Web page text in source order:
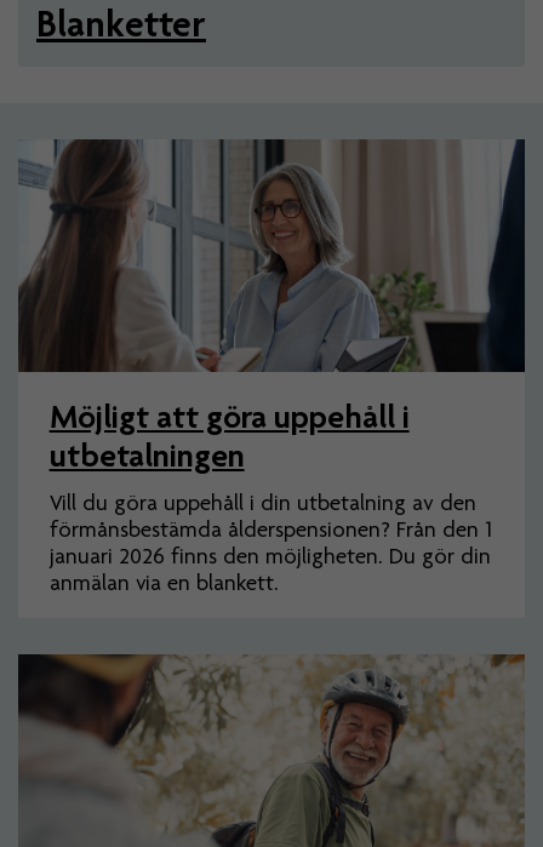
Blanketter
Artiklar
Möjligt att göra uppehåll i
utbetalningen
Vill du göra uppehåll i din utbetalning av den
förmånsbestämda ålderspensionen? Från den 1
januari 2026 finns den möjligheten. Du gör din
anmälan via en blankett.